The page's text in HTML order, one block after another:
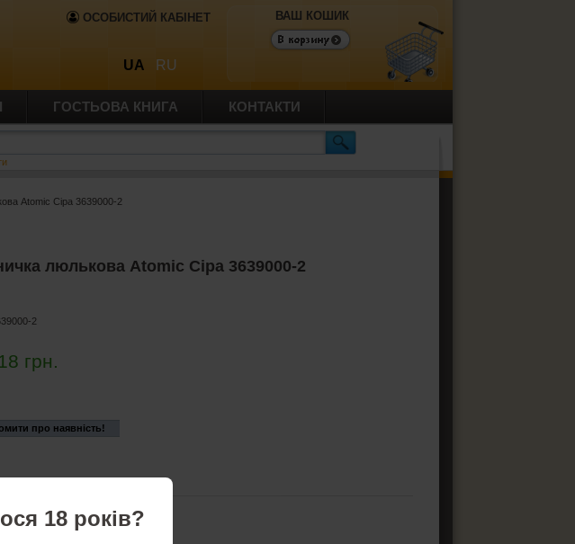
ОСОБИСТИЙ КАБІНЕТ
UA RU
ВАШ КОШИК
ГОСТЬОВА КНИГА КОНТАКТИ
Atomic Сіра 3639000-2
люлькова Atomic Сіра 3639000-2
2
грн.
про наявність!
18 років?